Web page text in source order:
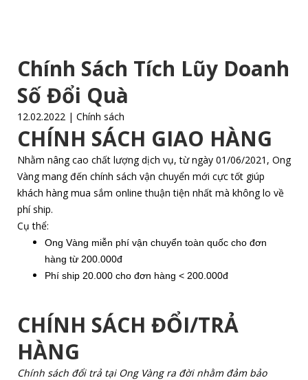
Chính Sách Tích Lũy Doanh
Số Đổi Quà
12.02.2022 | Chính sách
CHÍNH SÁCH GIAO HÀNG
Nhằm nâng cao chất lượng dịch vụ, từ ngày 01/06/2021, Ong
Vàng mang đến chính sách vận chuyển mới cực tốt giúp
khách hàng mua sắm online thuận tiện nhất mà không lo về
phí ship.
Cụ thể:
Ong Vàng miễn phí vận chuyển toàn quốc cho đơn
hàng từ 200.000đ
Phí ship 20.000 cho đơn hàng < 200.000đ
CHÍNH SÁCH ĐỔI/TRẢ
HÀNG
Chính sách đổi trả tại Ong Vàng ra đời nhằm đảm bảo